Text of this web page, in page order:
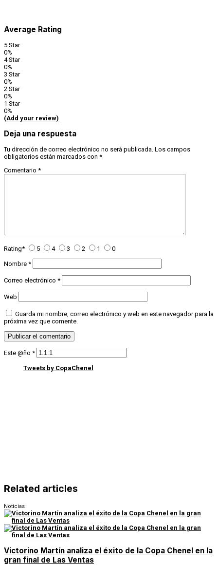
Average Rating
5 Star
0%
4 Star
0%
3 Star
0%
2 Star
0%
1 Star
0%
(Add your review)
Deja una respuesta
Tu dirección de correo electrónico no será publicada. Los campos
obligatorios están marcados con *
Comentario *
Rating* 5 4 3 2 1 0
Nombre *
Correo electrónico *
Web
Guarda mi nombre, correo electrónico y web en este navegador para la
próxima vez que comente.
Este @ño *
Tweets by CopaChenel
Related articles
Noticias
Victorino Martín analiza el éxito de la Copa Chenel en la
gran final de Las Ventas